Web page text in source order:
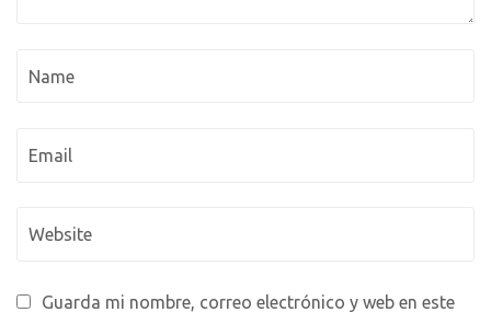
Guarda mi nombre, correo electrónico y web en este